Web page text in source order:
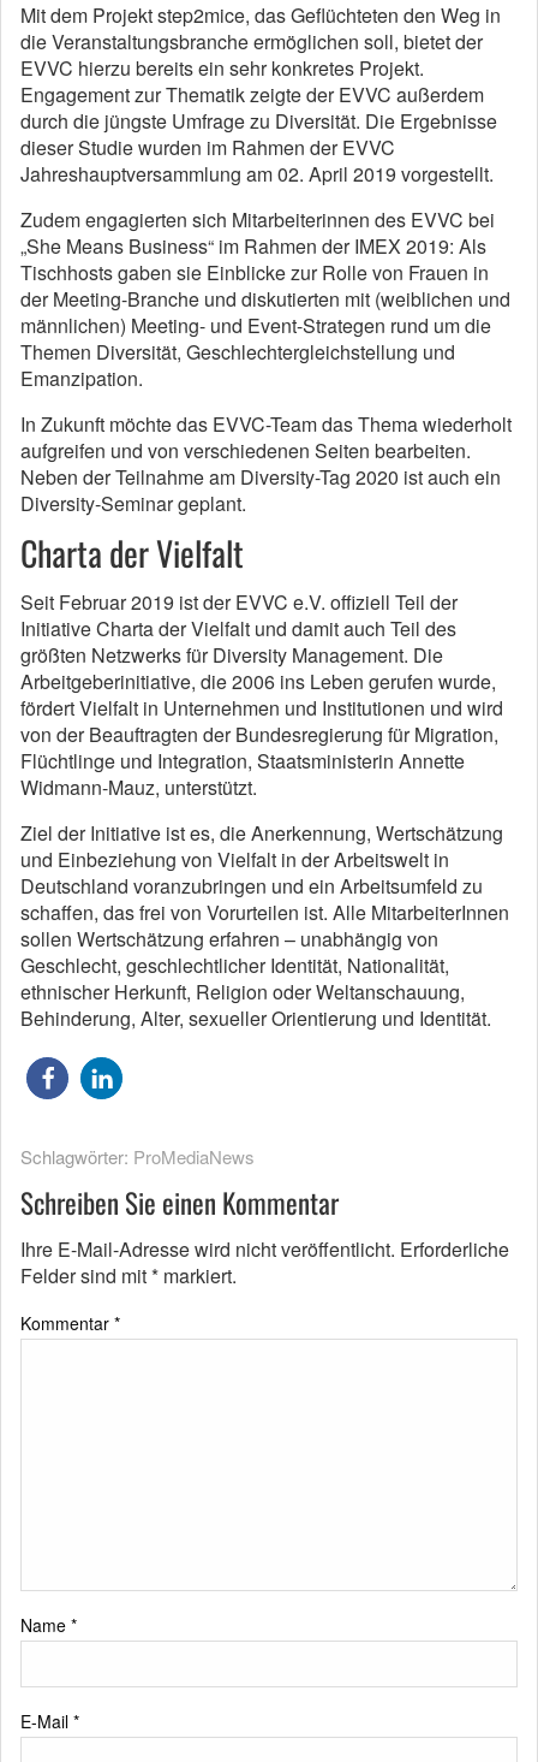
Mit dem Projekt step2mice, das Geflüchteten den Weg in
die Veranstaltungsbranche ermöglichen soll, bietet der
EVVC hierzu bereits ein sehr konkretes Projekt.
Engagement zur Thematik zeigte der EVVC außerdem
durch die jüngste Umfrage zu Diversität. Die Ergebnisse
dieser Studie wurden im Rahmen der EVVC
Jahreshauptversammlung am 02. April 2019 vorgestellt.
Zudem engagierten sich Mitarbeiterinnen des EVVC bei
„She Means Business“ im Rahmen der IMEX 2019: Als
Tischhosts gaben sie Einblicke zur Rolle von Frauen in
der Meeting-Branche und diskutierten mit (weiblichen und
männlichen) Meeting- und Event-Strategen rund um die
Themen Diversität, Geschlechtergleichstellung und
Emanzipation.
In Zukunft möchte das EVVC-Team das Thema wiederholt
aufgreifen und von verschiedenen Seiten bearbeiten.
Neben der Teilnahme am Diversity-Tag 2020 ist auch ein
Diversity-Seminar geplant.
Charta der Vielfalt
Seit Februar 2019 ist der EVVC e.V. offiziell Teil der
Initiative Charta der Vielfalt und damit auch Teil des
größten Netzwerks für Diversity Management. Die
Arbeitgeberinitiative, die 2006 ins Leben gerufen wurde,
fördert Vielfalt in Unternehmen und Institutionen und wird
von der Beauftragten der Bundesregierung für Migration,
Flüchtlinge und Integration, Staatsministerin Annette
Widmann-Mauz, unterstützt.
Ziel der Initiative ist es, die Anerkennung, Wertschätzung
und Einbeziehung von Vielfalt in der Arbeitswelt in
Deutschland voranzubringen und ein Arbeitsumfeld zu
schaffen, das frei von Vorurteilen ist. Alle MitarbeiterInnen
sollen Wertschätzung erfahren – unabhängig von
Geschlecht, geschlechtlicher Identität, Nationalität,
ethnischer Herkunft, Religion oder Weltanschauung,
Behinderung, Alter, sexueller Orientierung und Identität.
Schlagwörter: ProMediaNews
Schreiben Sie einen Kommentar
Ihre E-Mail-Adresse wird nicht veröffentlicht. Erforderliche
Felder sind mit* markiert.
Kommentar *
Name *
E-Mail *